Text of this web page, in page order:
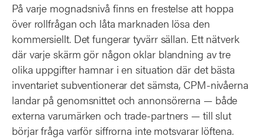
På varje mognadsnivå finns en frestelse att hoppa
över rollfrågan och låta marknaden lösa den
kommersiellt. Det fungerar tyvärr sällan. Ett nätverk
där varje skärm gör någon oklar blandning av tre
olika uppgifter hamnar i en situation där det bästa
inventariet subventionerar det sämsta, CPM-nivåerna
landar på genomsnittet och annonsörerna — både
externa varumärken och trade-partners — till slut
börjar fråga varför siffrorna inte motsvarar löftena.